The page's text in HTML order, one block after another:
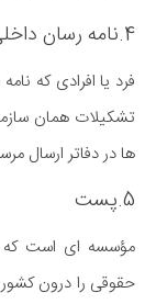
4.نامه رسان داخلی
فرد یا افرادی که
تشکیلات همان
ها در دفاتر ارسال
5.پست
مؤسسه ای است
حقوقی را درون کشور